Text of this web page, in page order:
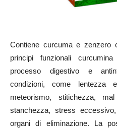
Contiene curcuma e zenzero
principi funzionali
processo digestivo e
condizioni, come lentezza
meteorismo, stitichezza,
stanchezza, stress
organi di eliminazione. La